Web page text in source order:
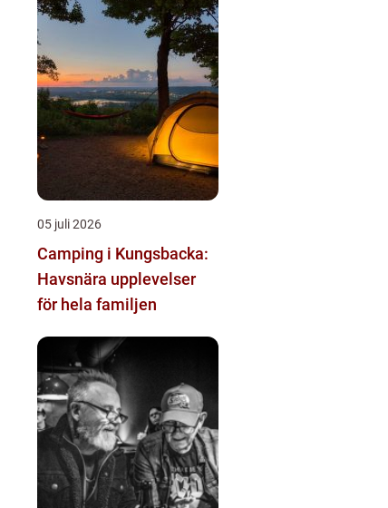
05 juli 2026
Camping i Kungsbacka:
Havsnära upplevelser
för hela familjen